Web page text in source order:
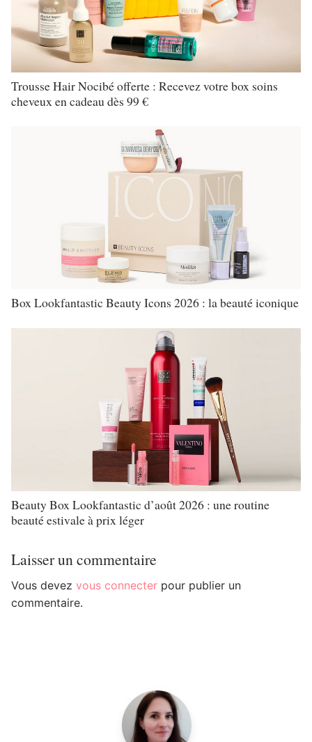
Trousse Hair Nocibé offerte : Recevez votre box soins
cheveux en cadeau dès 99 €
Box Lookfantastic Beauty Icons 2026 : la beauté iconique
Beauty Box Lookfantastic d’août 2026 : une routine
beauté estivale à prix léger
Laisser un commentaire
Vous devez vous connecter pour publier un
commentaire.